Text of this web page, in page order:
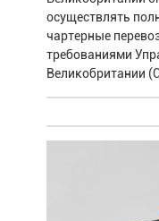
осуществлять
чартерные
требованиями
Великобритании